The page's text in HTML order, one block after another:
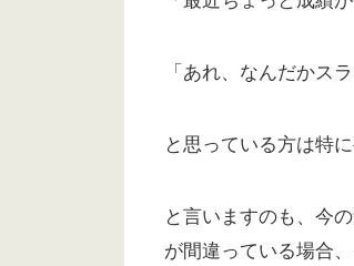
「あれ、なんだかス
と思っている方は特に
と言いますのも、今
が間違っている場合